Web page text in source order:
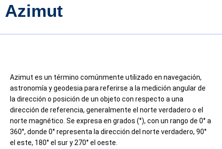
Azimut
Azimut es un término comúnmente utilizado en navegación,
astronomía y geodesia para referirse a la medición angular de
la dirección o posición de un objeto con respecto a una
dirección de referencia, generalmente el norte verdadero o el
norte magnético. Se expresa en grados (°), con un rango de 0° a
360°, donde 0° representa la dirección del norte verdadero, 90°
el este, 180° el sur y 270° el oeste.